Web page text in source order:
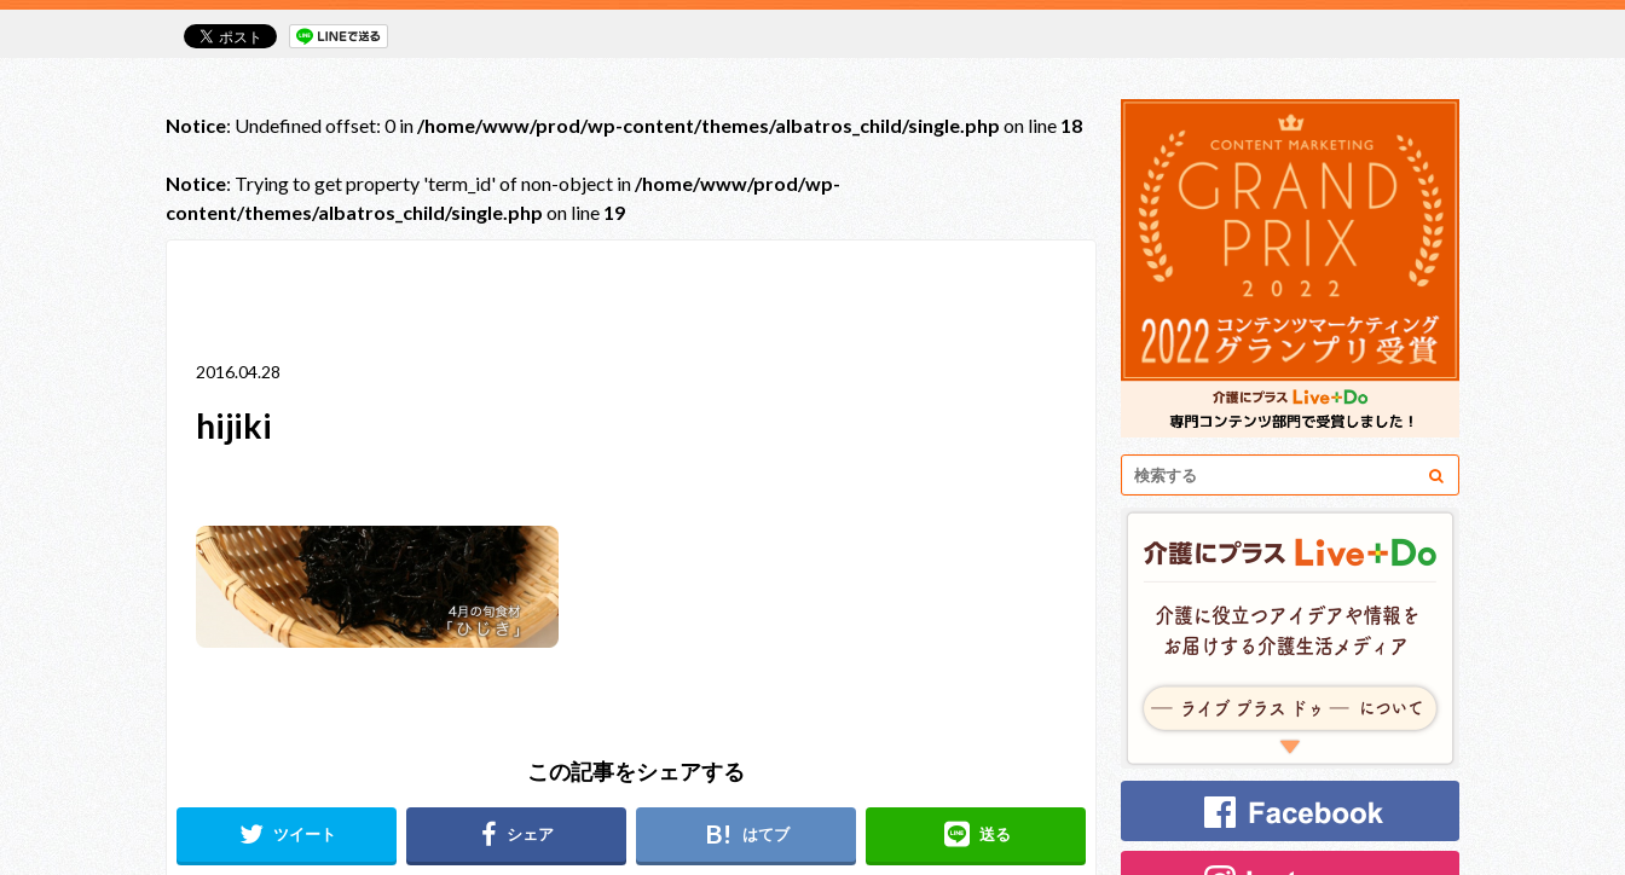
Notice: Undefined offset: 0 in/home/www/prod/wp-content/themes/albatros_child/single.php on line 18
Notice: Trying to get property 'term_id' of non-object in/home/www/prod/wp-
content/themes/albatros_child/single.php on line 19
2016.04.28
hijiki
この記事をシェアする
ツイート シェア はてブ 送る